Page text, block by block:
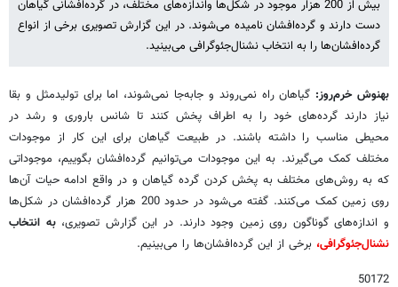
بیش از 200 هزار موجود در شکل‌ها واندازه‌های مختلف، در گرده‌افشانی گیاهان
دست دارند و گرده‌افشان نامیده می‌شوند. در این گزارش تصویری برخی از انواع
گرده‌افشان‌ها را به انتخاب نشنال‌جئوگرافی می‌بینید.
بهنوش خرم‌روز:‌ گیاهان راه نمی‌روند و جابه‌جا نمی‌شوند، اما برای تولیدمثل و بقا
نیاز دارند گرده‌های خود را به اطراف پخش کنند تا شانس باروری و رشد در
محیطی مناسب را داشته باشند. در طبیعت گیاهان برای این کار از موجودات
مختلف کمک می‌گیرند. به این موجودات می‌توانیم گرده‌افشان بگوییم،‌ موجوداتی
که به روش‌های مختلف به پخش کردن گرده گیاهان و در واقع ادامه حیات آن‌ها
روی زمین کمک می‌کنند. گفته می‌شود در حدود 200 هزار گرده‌افشان در شکل‌ها
و اندازه‌های گوناگون روی زمین وجود دارند. در این گزارش تصویری،‌به انتخاب
نشنال‌جئوگرافی،‌ برخی از این گرده‌افشان‌ها را می‌بینیم.
50172